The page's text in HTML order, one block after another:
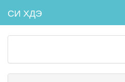
СИ ХДЭ